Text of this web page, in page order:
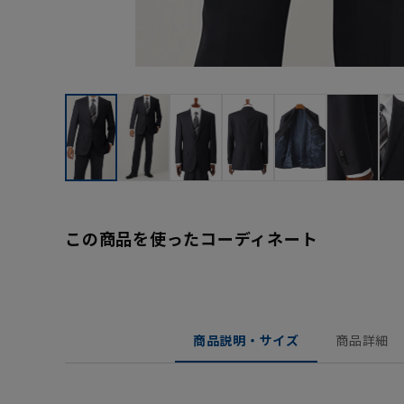
この商品を使ったコーディネート
商品説明・サイズ 商品詳細